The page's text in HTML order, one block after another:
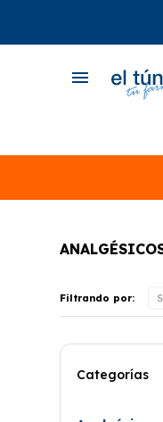
menu
Filtrando por:
Categorías
close